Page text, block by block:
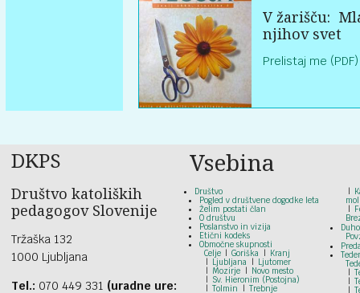
V žarišču:
njihov svet
Prelistaj me (PDF)
DKPS
Društvo katoliških
pedagogov Slovenije
Tržaška 132
1000 Ljubljana
Tel.: 070 449 331 (uradne ure:
Vsebina
Društvo
Pogled v društvene dogodke leta
Želim postati član
O društvu
Poslanstvo in vizija
Etični kodeks
Območne skupnosti
Celje
Goriška
Kranj
Ljubljana
Ljutomer
Mozirje
Novo mesto
Sv. Hieronim (Postojna)
Tolmin
Trebnje